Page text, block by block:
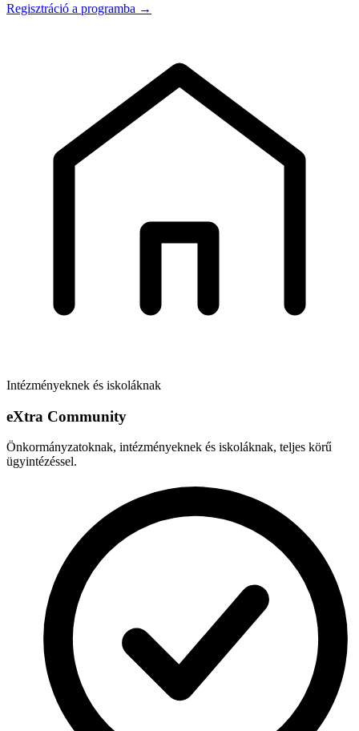
Regisztráció a programba →
Intézményeknek és iskoláknak
eXtra Community
Önkormányzatoknak, intézményeknek és iskoláknak, teljes körű
ügyintézéssel.